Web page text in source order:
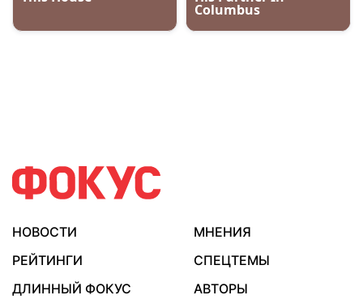
НОВОСТИ
МНЕНИЯ
РЕЙТИНГИ
СПЕЦТЕМЫ
ДЛИННЫЙ ФОКУС
АВТОРЫ